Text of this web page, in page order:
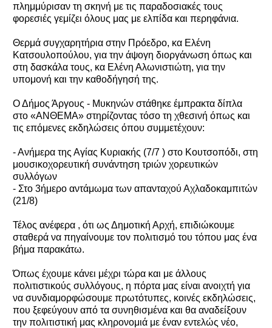
πλημμύρισαν τη σκηνή με τις παραδοσιακές τους
φορεσιές γεμίζει όλους μας με ελπίδα και περηφάνια.
Θερμά συγχαρητήρια στην Πρόεδρο, κα Ελένη
Κατσουλοπούλου, για την άψογη διοργάνωση όπως και
στη δασκάλα τους, κα Ελένη Αλωνιστιώτη, για την
υπομονή και την καθοδήγησή της.
Ο Δήμος Άργους - Μυκηνών στάθηκε έμπρακτα δίπλα
στο «ΑΝΘΕΜΑ» στηρίζοντας τόσο τη χθεσινή όπως και
τις επόμενες εκδηλώσεις όπου συμμετέχουν:
- Ανήμερα της Αγίας Κυριακής (7/7 ) στο Κουτσοπόδι, στη
μουσικοχορευτική συνάντηση τριών χορευτικών
συλλόγων
- Στο 3ήμερο αντάμωμα των απανταχού Αχλαδοκαμπιτών
(21/8)
Τέλος ανέφερα , ότι ως Δημοτική Αρχή, επιδιώκουμε
σταθερά να πηγαίνουμε τον πολιτισμό του τόπου μας ένα
βήμα παρακάτω.
Όπως έχουμε κάνει μέχρι τώρα και με άλλους
πολιτιστικούς συλλόγους, η πόρτα μας είναι ανοιχτή για
να συνδιαμορφώσουμε πρωτότυπες, κοινές εκδηλώσεις,
που ξεφεύγουν από τα συνηθισμένα και θα αναδείξουν
την πολιτιστική μας κληρονομιά με έναν εντελώς νέο,